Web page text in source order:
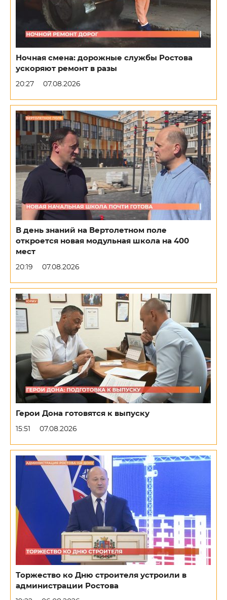
Ночная смена: дорожные службы Ростова
ускоряют ремонт в разы
20:27 07.08.2026
В день знаний на Вертолетном поле
откроется новая модульная школа на 400
мест
20:19 07.08.2026
Герои Дона готовятся к выпуску
15:51 07.08.2026
Торжество ко Дню строителя устроили в
администрации Ростова